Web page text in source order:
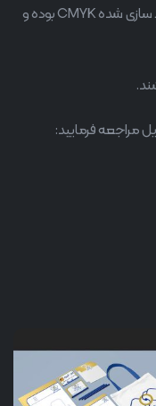
فرمت فتوشاپ PSD و دارای مد رنگی استاندارد سازی شده CMYK بوده و
مراجعه فرمایید: